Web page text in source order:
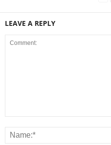
LEAVE A REPLY